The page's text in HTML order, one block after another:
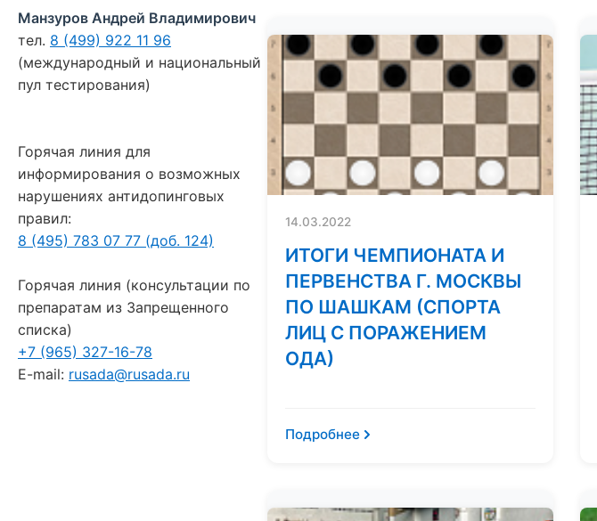
Манзуров Андрей Владимирович
тел. 8 (499) 922 11 96
(международный и национальный
пул тестирования)
Горячая линия для
информирования о возможных
нарушениях антидопинговых
правил:
8 (495) 783 07 77 (доб. 124)
Горячая линия (консультации по
препаратам из Запрещенного
списка)
+7 (965) 327-16-78
E-mail: rusada@rusada.ru
14.03.2022
ИТОГИ ЧЕМПИОНАТА И
ПЕРВЕНСТВА Г. МОСКВЫ
ПО ШАШКАМ (СПОРТА
ЛИЦ С ПОРАЖЕНИЕМ
ОДА)
Подробнее